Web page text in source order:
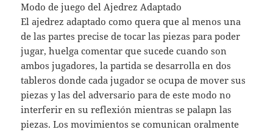
Modo de juego del Ajedrez Adaptado
El ajedrez adaptado como quera que al menos una
de las partes precise de tocar las piezas para poder
jugar, huelga comentar que sucede cuando son
ambos jugadores, la partida se desarrolla en dos
tableros donde cada jugador se ocupa de mover sus
piezas y las del adversario para de este modo no
interferir en su reflexión mientras se palapn las
piezas. Los movimientos se comunican oralmente